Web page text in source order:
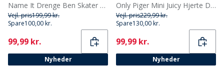
Name It Drenge Ben Skater Denim Jorts Black Denim
Vejl. pris199,99 kr.
Spare100,00 kr.
Current
99,99 kr.
Nyheder
Only Piger Mini Juicy Hjerte Denim Shorts Light Medium Blue Denim
Vejl. pris229,99 kr.
Spare130,00 kr.
Current
99,99 kr.
Nyheder